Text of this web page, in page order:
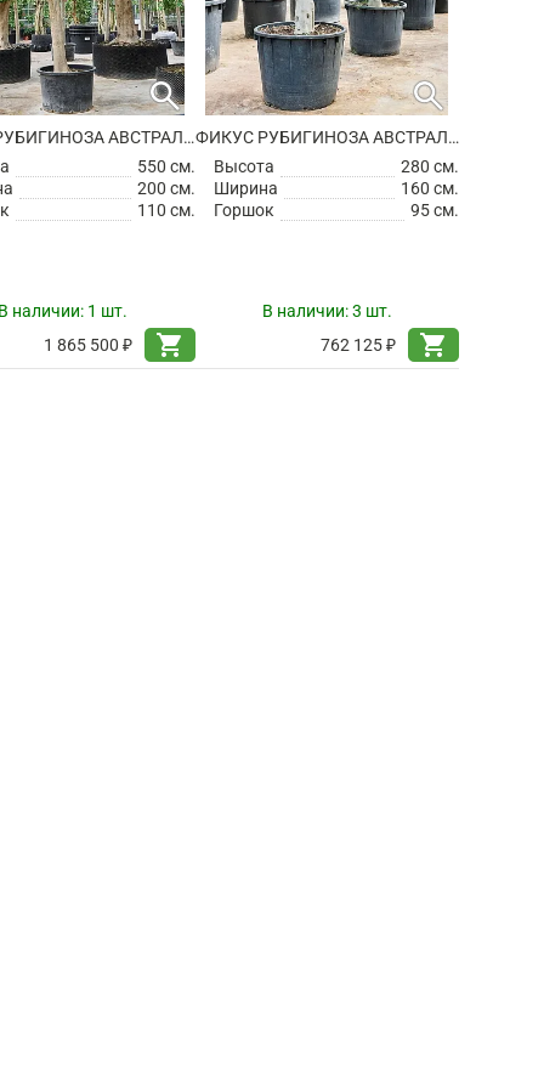
search
ФИКУС РУБИГИНОЗА АВСТРАЛИЙСКИЙ
550 см.
200 см.
110 см.
наличии: 1 шт.
1 865 500 ₽
shopping_cart
search
ФИКУС РУБИГИНОЗА АВСТРАЛИЙСКИЙ
Высота
280 см.
Ширина
160 см.
Горшок
95 см.
В наличии:3 шт.
762 125 ₽
shopping_cart